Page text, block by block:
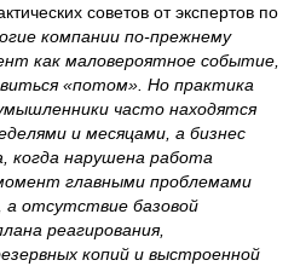
советов от экспертов по
компании по-прежнему
как маловероятное событие,
«потом». Но практика
часто находятся
и месяцами, а бизнес
когда нарушена работа
главными проблемами
а отсутствие базовой
реагирования,
копий и выстроенной